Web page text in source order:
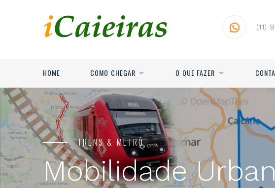
(11)
HOME COMO CHEGAR O QUE FAZER
TRENS & METRÔ
Mobilidade